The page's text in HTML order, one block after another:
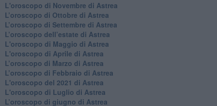
L'oroscopo di Novembre di Astrea
​L’oroscopo di Ottobre di Astrea
​L’oroscopo di Settembre di Astrea
L’oroscopo dell’estate di Astrea
L'oroscopo di Maggio di Astrea
L'oroscopo di Aprile di Astrea
​L’oroscopo di Marzo di Astrea
​L’oroscopo di Febbraio di Astrea
L'oroscopo del 2021 di Astrea
L'oroscopo di Luglio di Astrea
​L’oroscopo di giugno di Astrea